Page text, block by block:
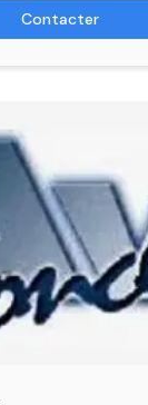
Contacter